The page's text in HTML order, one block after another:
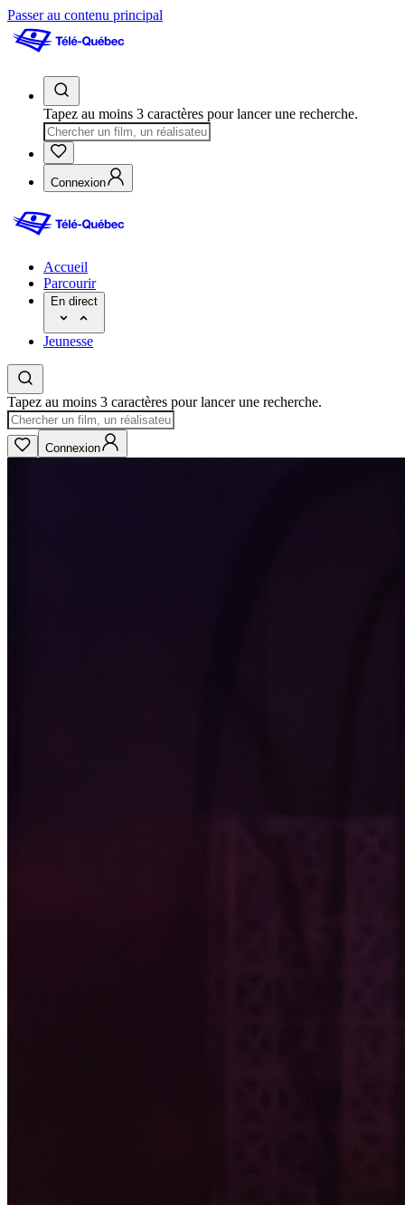
Passer au contenu principal
Tapez au moins 3 caractères pour lancer une recherche.
Connexion
Accueil
Parcourir
En direct
Jeunesse
Tapez au moins 3 caractères pour lancer une recherche.
Connexion